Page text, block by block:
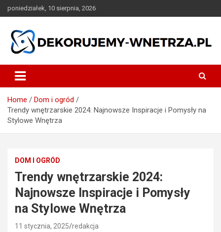
to
poniedziałek, 10 sierpnia, 2026
dekorujemy-wnetrza.pl
Home
Dom i ogród
Trendy wnętrzarskie 2024: Najnowsze Inspiracje i Pomysły na
Stylowe Wnętrza
DOM I OGRÓD
Trendy wnętrzarskie 2024:
Najnowsze Inspiracje i Pomysły
na Stylowe Wnętrza
11 stycznia, 2025 redakcja